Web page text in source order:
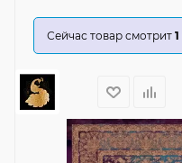
Сейчас товар смотрит 1